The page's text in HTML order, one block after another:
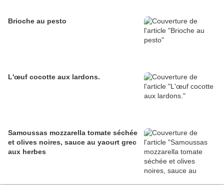
Brioche au pesto
L'œuf cocotte aux lardons.
Samoussas mozzarella tomate séchée
et olives noires, sauce au yaourt grec
aux herbes